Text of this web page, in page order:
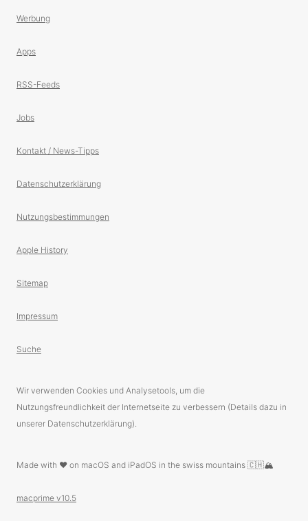
Werbung
Apps
RSS-Feeds
Jobs
Kontakt / News-Tipps
Datenschutzerklärung
Nutzungsbestimmungen
Apple History
Sitemap
Impressum
Suche
Wir verwenden Cookies und Analysetools, um die
Nutzungsfreundlichkeit der Internetseite zu verbessern (Details dazu in
unserer Datenschutzerklärung).
Made with ❤️ on macOS and iPadOS in the swiss mountains 🇨🇭🏔
macprime v10.5